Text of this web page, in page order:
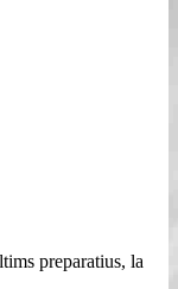
preparatius, la